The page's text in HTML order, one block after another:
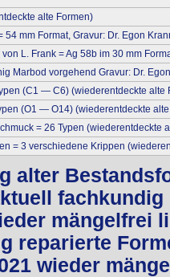
alte Formen)
54 mm Format, Gravur: Dr. Egon
L. Frank = Ag 58b im 30 mm
Marbod vorgehend Gravur: Dr.
(C1 — C6) (wiederentdeckte alte
(O1 — O14) (wiederentdeckte
= 26 Typen (wiederentdeckte
= 3 verschiedene Krippen
alter
mängelfrei
reparierte
wieder